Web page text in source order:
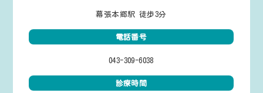
幕張本郷駅 徒歩3分
電話番号
043-309-6038
診療時間